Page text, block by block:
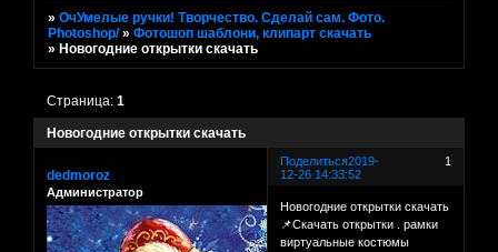
»ОчУмелые ручки! Творчество. Сделай сам. Фото.
Photoshop/ »Фотошоп шаблони, клипарт скачать
» Новогодние открытки скачать
Новогодние открытки скачать
Страница:1
Поделиться 1
2019-
12-26 14:33:52
dedmoroz
Администратор
Новогодние открытки скачать
📌Скачать открытки . рамки
виртуальные костюмы